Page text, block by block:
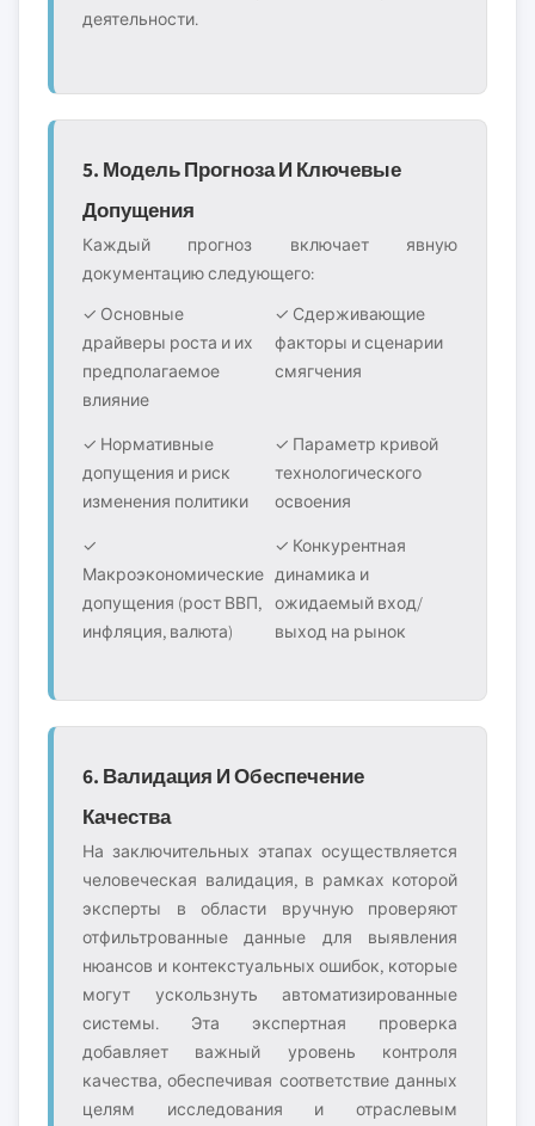
деятельности.
5. Модель Прогноза И Ключевые
Допущения
Каждый прогноз включает явную
документацию следующего:
✓ Основные
драйверы роста и их
предполагаемое
влияние
✓ Сдерживающие
факторы и сценарии
смягчения
✓ Нормативные
допущения и риск
изменения политики
✓ Параметр кривой
технологического
освоения
✓
Макроэкономические
допущения (рост ВВП,
инфляция, валюта)
✓ Конкурентная
динамика и
ожидаемый вход/
выход на рынок
6. Валидация И Обеспечение
Качества
На заключительных этапах осуществляется
человеческая валидация, в рамках которой
эксперты в области вручную проверяют
отфильтрованные данные для выявления
нюансов и контекстуальных ошибок, которые
могут ускользнуть автоматизированные
системы. Эта экспертная проверка
добавляет важный уровень контроля
качества, обеспечивая соответствие данных
целям исследования и отраслевым